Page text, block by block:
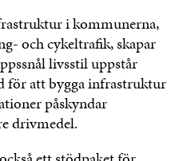
i kommunerna,
och cykeltrafik, skapar
livsstil uppstår
för att bygga infrastruktur
påskyndar
drivmedel.